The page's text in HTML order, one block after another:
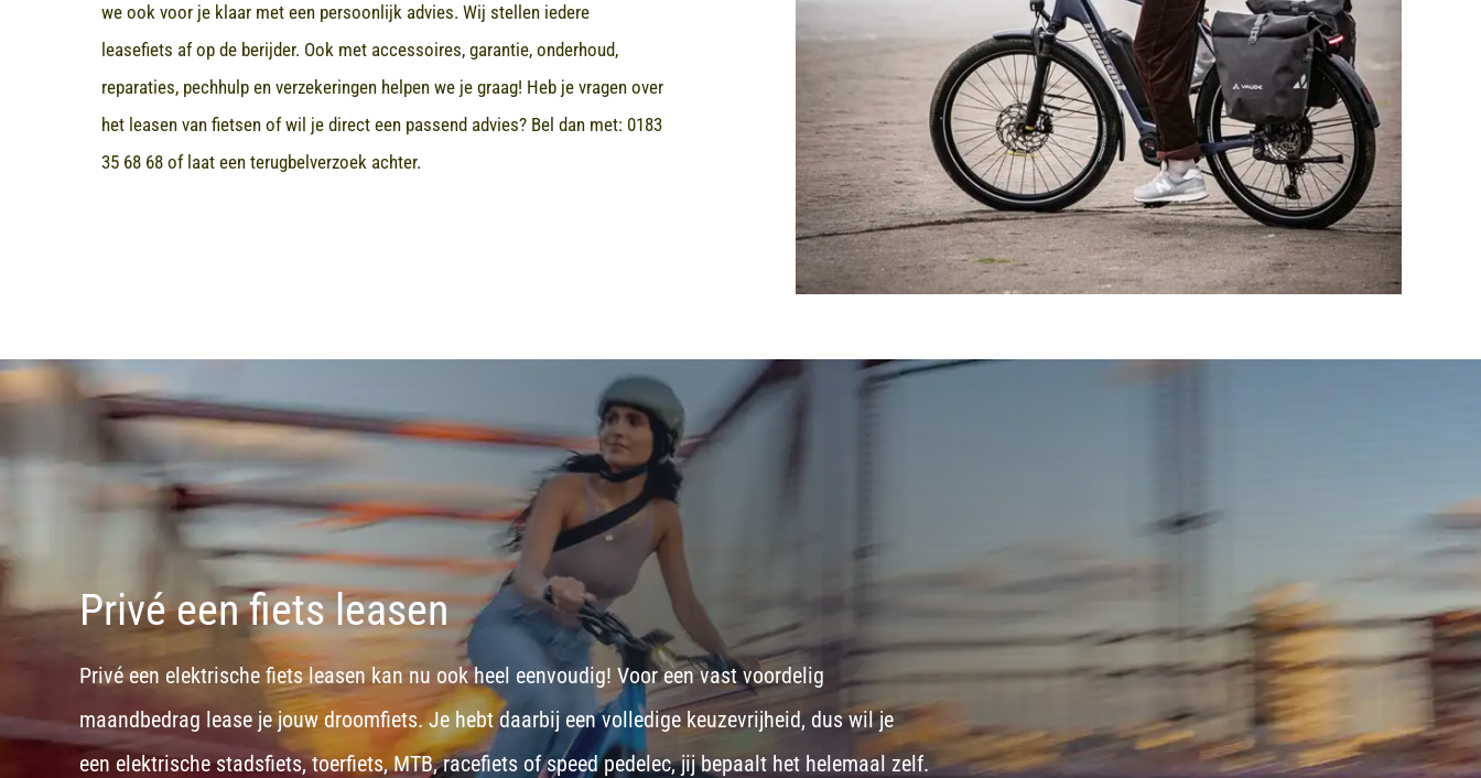
we ook voor je klaar met een persoonlijk advies. Wij stellen iedere
leasefiets af op de berijder. Ook met accessoires, garantie, onderhoud,
reparaties, pechhulp en verzekeringen helpen we je graag! Heb je vragen over
het leasen van fietsen of wil je direct een passend advies? Bel dan met: 0183
35 68 68of laat een terugbelverzoek achter.
Privé een fiets leasen
Privé een elektrische fiets leasen kan nu ook heel eenvoudig! Voor een vast voordelig
maandbedrag lease je jouw droomfiets. Je hebt daarbij een volledige keuzevrijheid, dus wil je
een elektrische stadsfiets, toerfiets,MTB,racefiets ofspeed pedelec, jij bepaalt het helemaal zelf.